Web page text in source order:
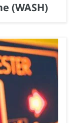
(WASH)